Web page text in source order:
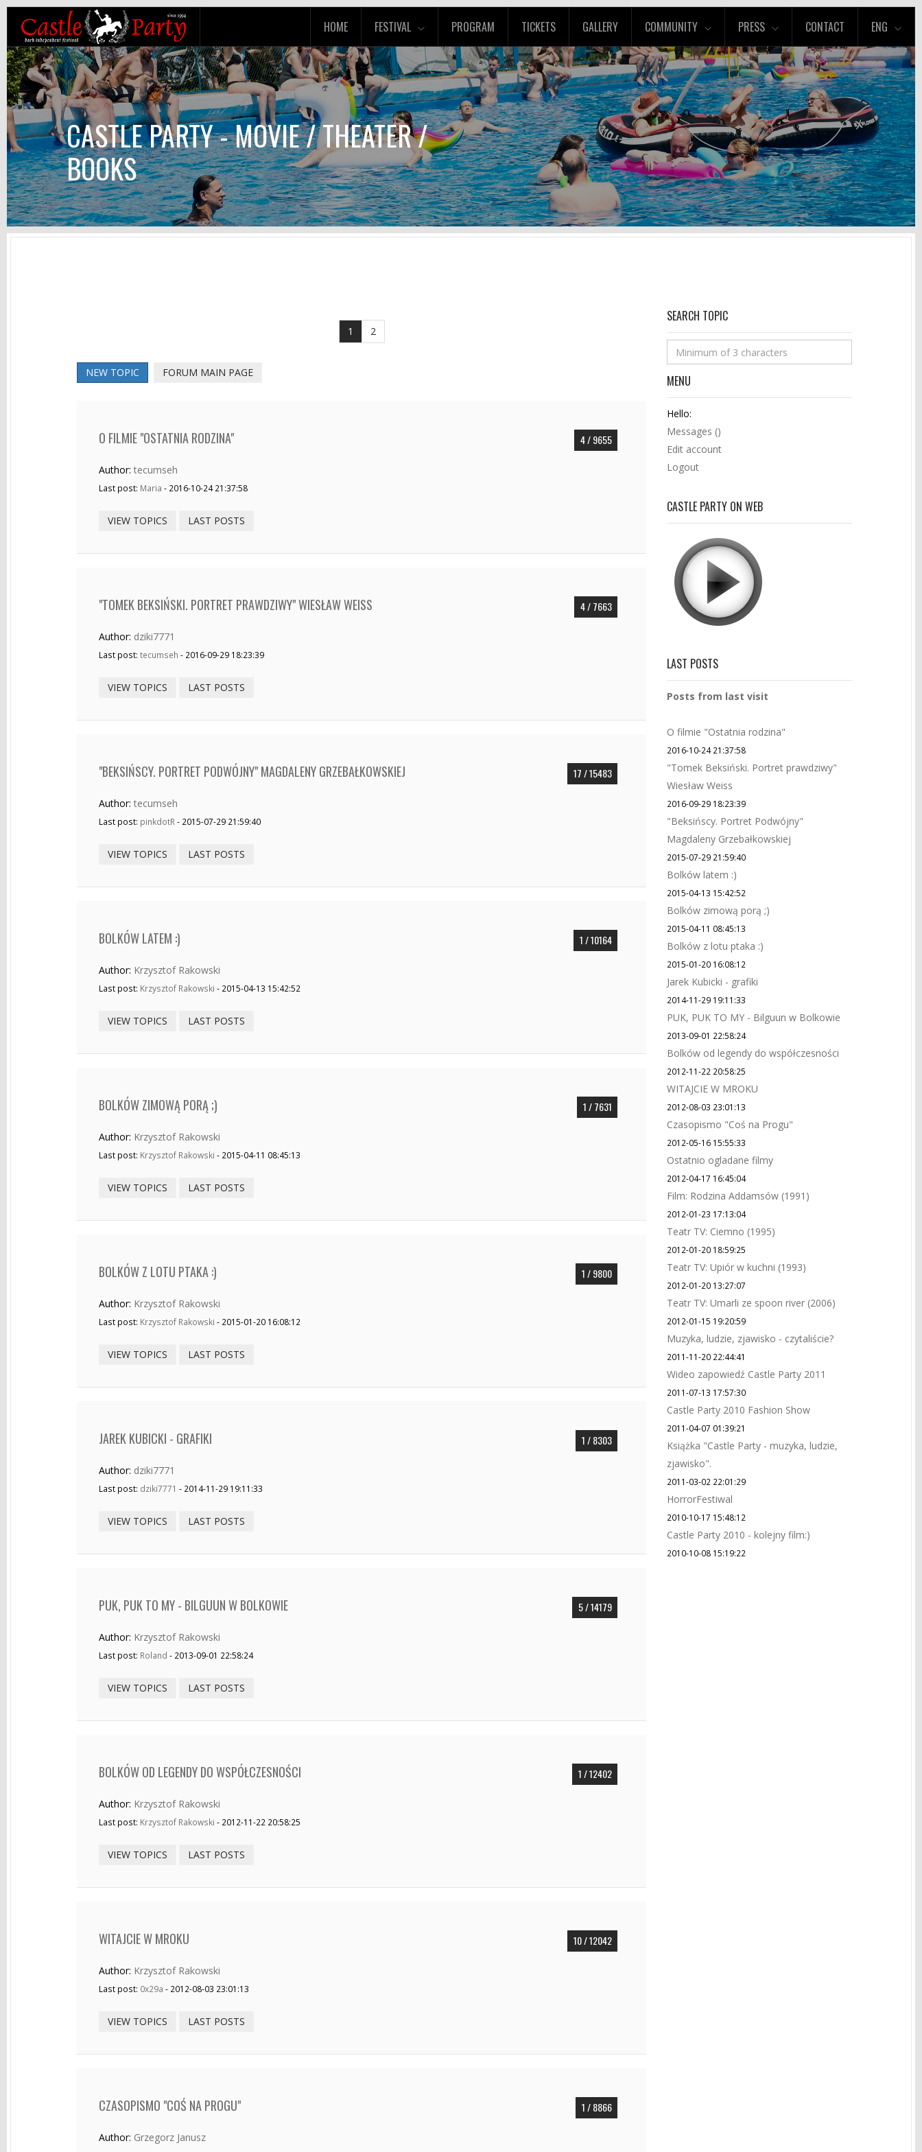
HOME FESTIVAL PROGRAM TICKETS GALLERY COMMUNITY PRESS CONTACT ENG
CASTLE PARTY - MOVIE / THEATER /
BOOKS
1 2
NEW TOPIC FORUM MAIN PAGE
4 / 9655
O FILMIE "OSTATNIA RODZINA"
Author: tecumseh
Last post: Maria - 2016-10-24 21:37:58
VIEW TOPICS LAST POSTS
4 / 7663
"TOMEK BEKSIŃSKI. PORTRET PRAWDZIWY" WIESŁAW WEISS
Author: dziki7771
Last post: tecumseh - 2016-09-29 18:23:39
VIEW TOPICS LAST POSTS
17 / 15483
"BEKSIŃSCY. PORTRET PODWÓJNY" MAGDALENY GRZEBAŁKOWSKIEJ
Author: tecumseh
Last post: pinkdotR - 2015-07-29 21:59:40
VIEW TOPICS LAST POSTS
1 / 10164
BOLKÓW LATEM :)
Author: Krzysztof Rakowski
Last post: Krzysztof Rakowski - 2015-04-13 15:42:52
VIEW TOPICS LAST POSTS
1 / 7631
BOLKÓW ZIMOWĄ PORĄ ;)
Author: Krzysztof Rakowski
Last post: Krzysztof Rakowski - 2015-04-11 08:45:13
VIEW TOPICS LAST POSTS
1 / 9800
BOLKÓW Z LOTU PTAKA :)
Author: Krzysztof Rakowski
Last post: Krzysztof Rakowski - 2015-01-20 16:08:12
VIEW TOPICS LAST POSTS
1 / 8303
JAREK KUBICKI - GRAFIKI
Author: dziki7771
Last post: dziki7771 - 2014-11-29 19:11:33
VIEW TOPICS LAST POSTS
5 / 14179
PUK, PUK TO MY - BILGUUN W BOLKOWIE
Author: Krzysztof Rakowski
Last post: Roland - 2013-09-01 22:58:24
VIEW TOPICS LAST POSTS
1 / 12402
BOLKÓW OD LEGENDY DO WSPÓŁCZESNOŚCI
Author: Krzysztof Rakowski
Last post: Krzysztof Rakowski - 2012-11-22 20:58:25
VIEW TOPICS LAST POSTS
10 / 12042
WITAJCIE W MROKU
Author: Krzysztof Rakowski
Last post: 0x29a - 2012-08-03 23:01:13
VIEW TOPICS LAST POSTS
1 / 8866
CZASOPISMO "COŚ NA PROGU"
Author: Grzegorz Janusz
SEARCH TOPIC
MENU
Hello:
Messages ()
Edit account
Logout
CASTLE PARTY ON WEB
LAST POSTS
Posts from last visit
O filmie "Ostatnia rodzina"
2016-10-24 21:37:58
"Tomek Beksiński. Portret prawdziwy"
Wiesław Weiss
2016-09-29 18:23:39
"Beksińscy. Portret Podwójny"
Magdaleny Grzebałkowskiej
2015-07-29 21:59:40
Bolków latem :)
2015-04-13 15:42:52
Bolków zimową porą ;)
2015-04-11 08:45:13
Bolków z lotu ptaka :)
2015-01-20 16:08:12
Jarek Kubicki - grafiki
2014-11-29 19:11:33
PUK, PUK TO MY - Bilguun w Bolkowie
2013-09-01 22:58:24
Bolków od legendy do współczesności
2012-11-22 20:58:25
WITAJCIE W MROKU
2012-08-03 23:01:13
Czasopismo "Coś na Progu"
2012-05-16 15:55:33
Ostatnio ogladane filmy
2012-04-17 16:45:04
Film: Rodzina Addamsów (1991)
2012-01-23 17:13:04
Teatr TV: Ciemno (1995)
2012-01-20 18:59:25
Teatr TV: Upiór w kuchni (1993)
2012-01-20 13:27:07
Teatr TV: Umarli ze spoon river (2006)
2012-01-15 19:20:59
Muzyka, ludzie, zjawisko - czytaliście?
2011-11-20 22:44:41
Wideo zapowiedź Castle Party 2011
2011-07-13 17:57:30
Castle Party 2010 Fashion Show
2011-04-07 01:39:21
Książka "Castle Party - muzyka, ludzie,
zjawisko".
2011-03-02 22:01:29
HorrorFestiwal
2010-10-17 15:48:12
Castle Party 2010 - kolejny film:)
2010-10-08 15:19:22